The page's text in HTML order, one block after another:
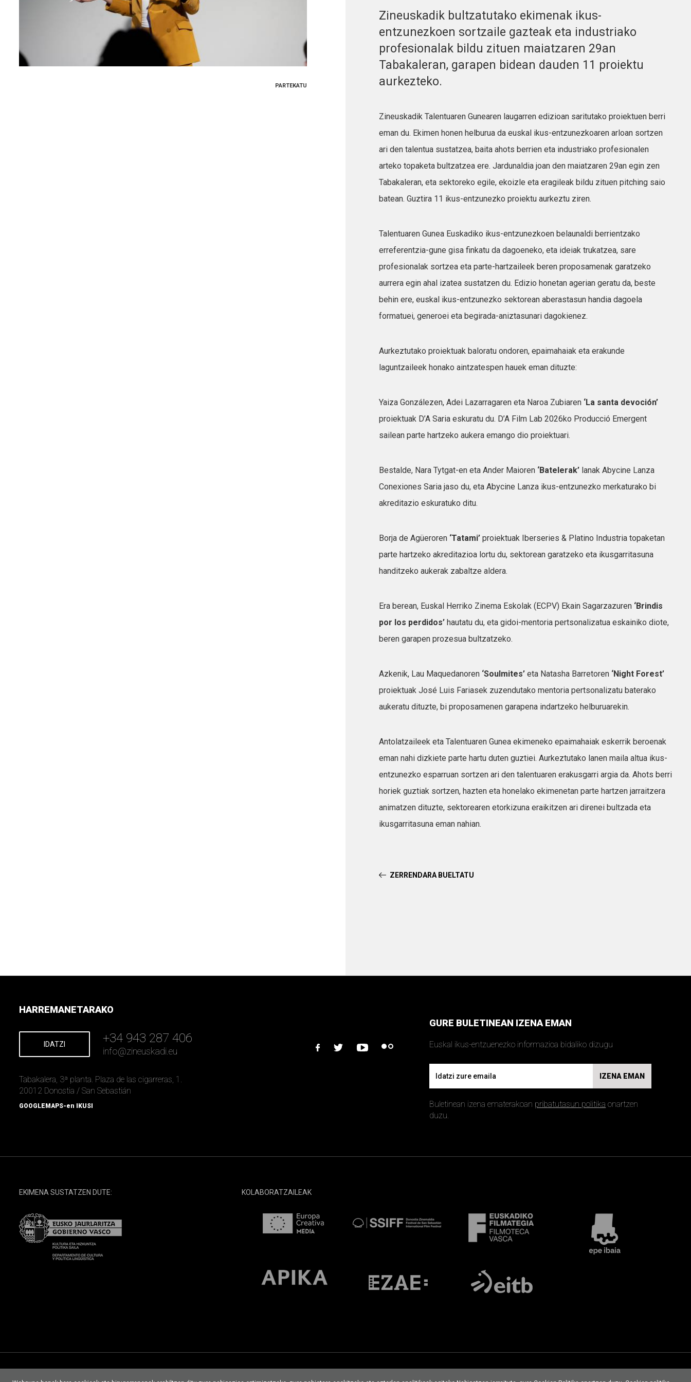
PARTEKATU
Zineuskadik bultzatutako ekimenak ikus-
entzunezkoen sortzaile gazteak eta industriako
profesionalak bildu zituen maiatzaren 29an
Tabakaleran, garapen bidean dauden 11 proiektu
aurkezteko.
Zineuskadik Talentuaren Gunearen laugarren edizioan saritutako proiektuen berri
eman du. Ekimen honen helburua da euskal ikus-entzunezkoaren arloan sortzen
ari den talentua sustatzea, baita ahots berrien eta industriako profesionalen
arteko topaketa bultzatzea ere. Jardunaldia joan den maiatzaren 29an egin zen
Tabakaleran, eta sektoreko egile, ekoizle eta eragileak bildu zituen pitching saio
batean. Guztira 11 ikus-entzunezko proiektu aurkeztu ziren.
Talentuaren Gunea Euskadiko ikus-entzunezkoen belaunaldi berrientzako
erreferentzia-gune gisa finkatu da dagoeneko, eta ideiak trukatzea, sare
profesionalak sortzea eta parte-hartzaileek beren proposamenak garatzeko
aurrera egin ahal izatea sustatzen du. Edizio honetan agerian geratu da, beste
behin ere, euskal ikus-entzunezko sektorean aberastasun handia dagoela
formatuei, generoei eta begirada-aniztasunari dagokienez.
Aurkeztutako proiektuak baloratu ondoren, epaimahaiak eta erakunde
laguntzaileek honako aintzatespen hauek eman dituzte:
Yaiza Gonzálezen, Adei Lazarragaren eta Naroa Zubiaren ‘La santa devoción’
proiektuak D’A Saria eskuratu du. D’A Film Lab 2026ko Producció Emergent
sailean parte hartzeko aukera emango dio proiektuari.
Bestalde, Nara Tytgat-en eta Ander Maioren ‘Batelerak’ lanak Abycine Lanza
Conexiones Saria jaso du, eta Abycine Lanza ikus-entzunezko merkaturako bi
akreditazio eskuratuko ditu.
Borja de Agüeroren ‘Tatami’ proiektuak Iberseries & Platino Industria topaketan
parte hartzeko akreditazioa lortu du, sektorean garatzeko eta ikusgarritasuna
handitzeko aukerak zabaltze aldera.
Era berean, Euskal Herriko Zinema Eskolak (ECPV) Ekain Sagarzazuren ‘Brindis
por los perdidos’ hautatu du, eta gidoi-mentoria pertsonalizatua eskainiko diote,
beren garapen prozesua bultzatzeko.
Azkenik, Lau Maquedanoren ‘Soulmites’ eta Natasha Barretoren ‘Night Forest’
proiektuak José Luis Fariasek zuzendutako mentoria pertsonalizatu baterako
aukeratu dituzte, bi proposamenen garapena indartzeko helburuarekin.
Antolatzaileek eta Talentuaren Gunea ekimeneko epaimahaiak eskerrik beroenak
eman nahi dizkiete parte hartu duten guztiei. Aurkeztutako lanen maila altua ikus-
entzunezko esparruan sortzen ari den talentuaren erakusgarri argia da. Ahots berri
horiek guztiak sortzen, hazten eta honelako ekimenetan parte hartzen jarraitzera
animatzen dituzte, sektorearen etorkizuna eraikitzen ari direnei bultzada eta
ikusgarritasuna eman nahian.
ZERRENDARA BUELTATU
HARREMANETARAKO
IDATZI +34 943 287 406
info@zineuskadi.eu
Tabakalera, 3ª planta. Plaza de las cigarreras, 1.
20012 Donostia / San Sebastián
GOOGLEMAPS-en IKUSI
facebook
twitter youtubeflickr
GURE BULETINEAN IZENA EMAN
Euskal ikus-entzuenezko informazioa bidaliko dizugu
IZENA EMAN
Buletinean izena ematerakoan pribatutasun politika onartzen
duzu.
EKIMENA SUSTATZEN DUTE: KOLABORATZAILEAK